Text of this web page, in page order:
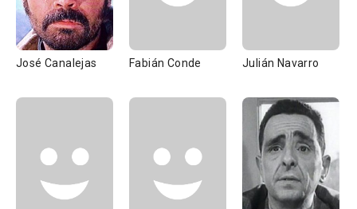
José Canalejas Fabián Conde Julián Navarro